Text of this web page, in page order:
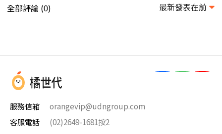
全部評論 (0) 最新發表在前
服務信箱
orangevip@udngroup.com
客服電話
(02)2649-1681按2